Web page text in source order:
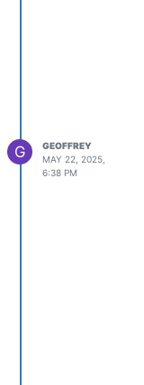
G
GEOFFREY
MAY 22, 2025,
6:38 PM